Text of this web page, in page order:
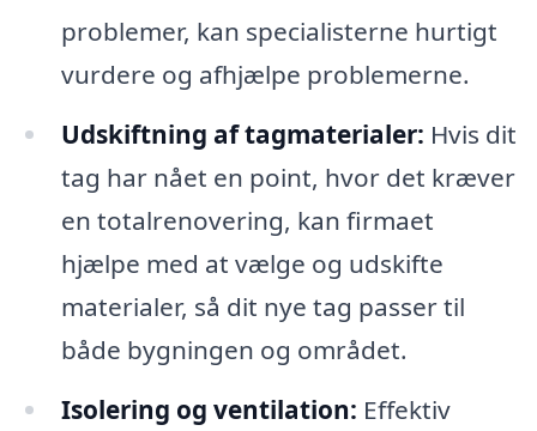
problemer, kan specialisterne hurtigt
vurdere og afhjælpe problemerne.
Udskiftning af tagmaterialer: Hvis dit
tag har nået en point, hvor det kræver
en totalrenovering, kan firmaet
hjælpe med at vælge og udskifte
materialer, så dit nye tag passer til
både bygningen og området.
Isolering og ventilation: Effektiv